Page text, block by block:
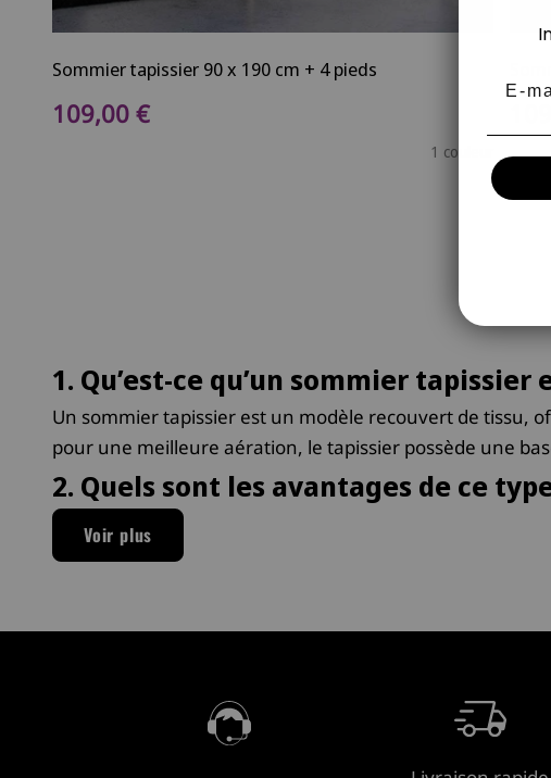
Sommier tapissier 90 x 190 cm + 4 pieds
Prix de vente
109,00 €
1 couleur
1. Qu’est-ce qu’un sommier
Un sommier tapissier est un modèle recouvert de tissu,
pour une meilleure aération, le tapissier possède une
2. Quels sont les avantages de ce
Ce type de sommier tapissier présente plusieurs
idéal pour les dormeurs recherchant un sommier offrant
polyvalent pour toute literie. Toutefois, il est
matelas en latex, un sommier à lattes est recommandé
Voir plus